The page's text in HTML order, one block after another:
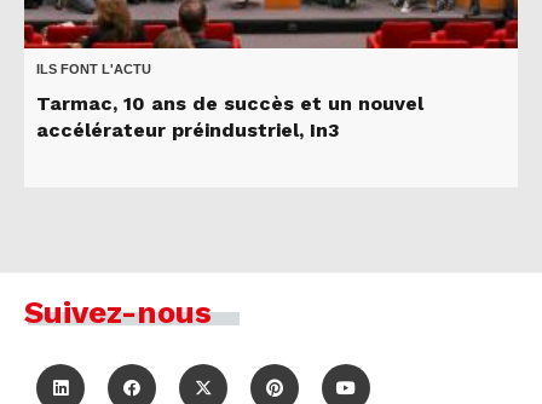
ILS FONT L'ACTU
Tarmac, 10 ans de succès et un nouvel
accélérateur préindustriel, In3
Suivez-nous